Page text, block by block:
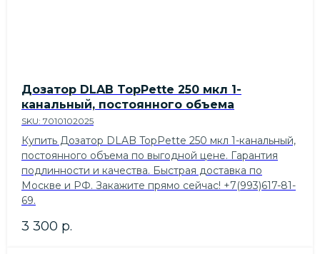
Дозатор DLAB TopPette 250 мкл 1-
канальный, постоянного объема
SKU: 7010102025
Купить Дозатор DLAB TopPette 250 мкл 1-канальный,
постоянного объема по выгодной цене. Гарантия
подлинности и качества. Быстрая доставка по
Москве и РФ. Закажите прямо сейчас! +7(993)617-81-
69.
3 300 р.